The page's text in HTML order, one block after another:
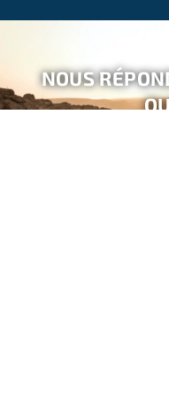
NOUS